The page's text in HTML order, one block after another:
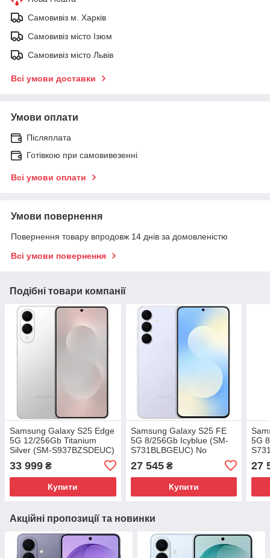
Самовивіз м. Харків
Самовивіз місто Ізюм
Самовивіз місто Львів
Всі умови доставки
Умови оплати
Післяплата
Готівкою при самовивезенні
Всі умови оплати
Умови повернення
Повернення товару впродовж 14 днів за домовленістю
Всі умови повернення
Подібні товари компанії
Samsung Galaxy S25 Edge
5G 12/256Gb Titanium
Silver (SM-S937BZSDEUC)
33 999 ₴
Купити
Samsung Galaxy S25 FE
5G 8/256Gb Icyblue (SM-
S731BLBGEUC) No
27 545₴
Купити
5G
27
Акційні пропозиції та новинки